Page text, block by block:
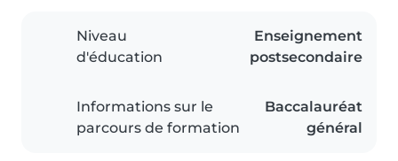
Niveau
d'éducation
Enseignement
postsecondaire
Informations sur le
parcours de formation
Baccalauréat
général